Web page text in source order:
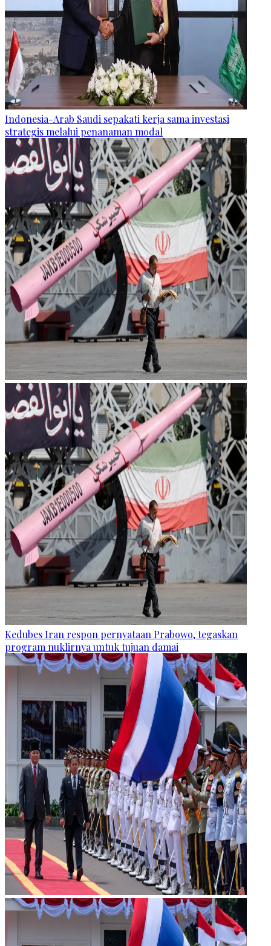
Indonesia-Arab Saudi sepakati kerja sama investasi
strategis melalui penanaman modal
Kedubes Iran respon pernyataan Prabowo, tegaskan
program nuklirnya untuk tujuan damai